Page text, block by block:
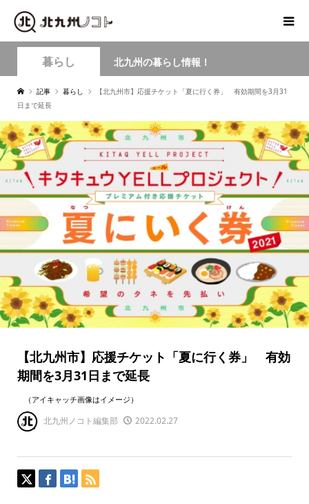
暮らし 北九州の暮らし情報！
記事 暮らし
【北九州市】応援チケット「夏に行く券」 有効期間を3月31
日まで延長
【北九州市】応援チケット「夏に行く券」 有効
期間を3月31日まで延長
（アイキャッチ画像はイメージ）
北九州ノコト編集部 2022.02.27